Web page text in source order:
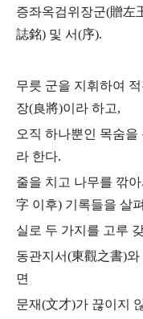
증좌옥검위장군(贈左
誌銘) 및 서(序).
무릇 군을 지휘하여
장(良將)이라 하고,
오직 하나뿐인 목숨을
라 한다.
줄을 치고 나무를 깎
字 이후) 기록들을 살
실로 두 가지를 고루
동관지서(東觀之書)
면
문재(文才)가 끊이지